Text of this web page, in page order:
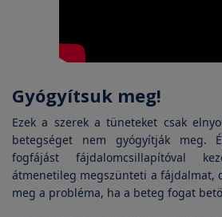
Gyógyítsuk meg!
Ezek a szerek a tüneteket csak
betegséget nem gyógyítják meg.
fogfájást fájdalomcsillapítóval
átmenetileg megszünteti a fájdalmat,
meg a probléma, ha a beteg fogat